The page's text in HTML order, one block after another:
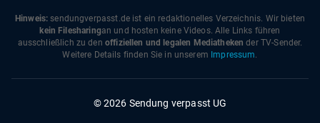
Hinweis: sendungverpasst.de ist ein redaktionelles Verzeichnis. Wir bieten
kein Filesharingan und hosten keine Videos. Alle Links führen
ausschließlich zu den offiziellen und legalen Mediatheken der TV-Sender.
Weitere Details finden Sie in unserem Impressum.
© 2026 Sendung verpasst UG